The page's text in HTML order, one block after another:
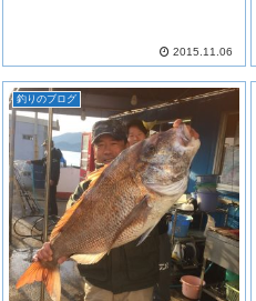
2015.11.06
釣りのブログ